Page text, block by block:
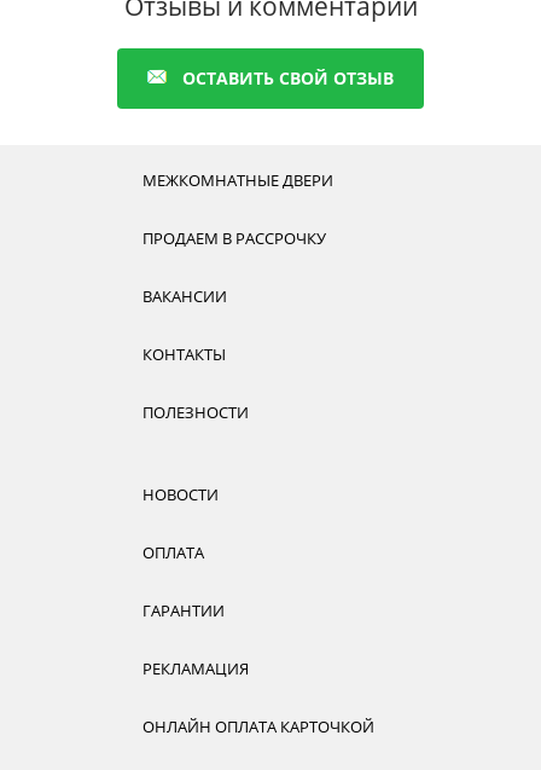
ОСТАВИТЬ СВОЙ ОТЗЫВ
МЕЖКОМНАТНЫЕ ДВЕРИ
ПРОДАЕМ В РАССРОЧКУ
ВАКАНСИИ
КОНТАКТЫ
ПОЛЕЗНОСТИ
НОВОСТИ
ОПЛАТА
ГАРАНТИИ
РЕКЛАМАЦИЯ
ОНЛАЙН ОПЛАТА КАРТОЧКОЙ